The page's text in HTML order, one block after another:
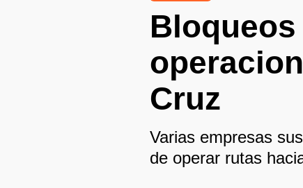
Cruz
Varias empresas
de operar rutas